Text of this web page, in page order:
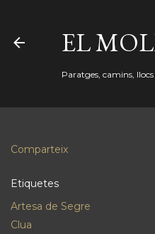
EL
Paratges, camins,
Comparteix
Etiquetes
Artesa de Segre
Clua